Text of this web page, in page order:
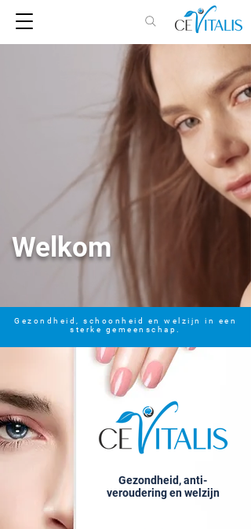
Welkom
Gezondheid, schoonheid en welzijn in een
sterke gemeenschap.
Gezondheid, anti-
veroudering en welzijn